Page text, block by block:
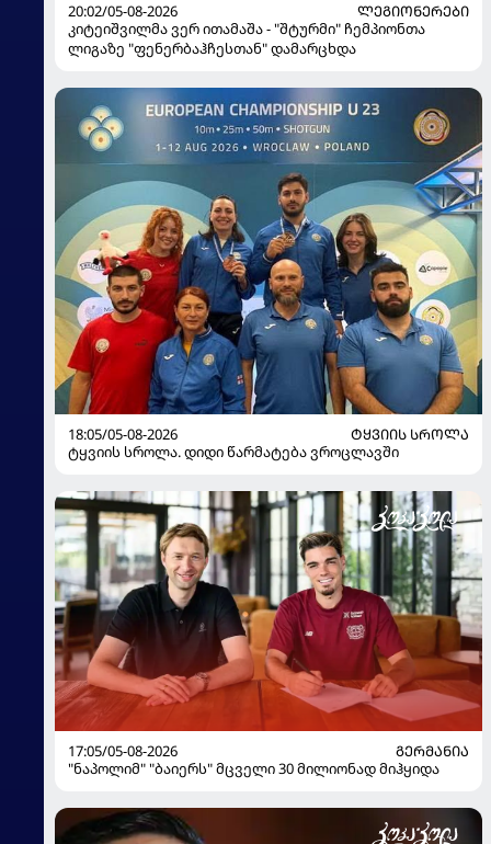
20:02/05-08-2026
ᲚᲔᲒᲘᲝᲜᲔᲠᲔᲑᲘ
კიტეიშვილმა ვერ ითამაშა - "შტურმი" ჩემპიონთა
ლიგაზე "ფენერბაჰჩესთან" დამარცხდა
18:05/05-08-2026
ᲢᲧᲕᲘᲘᲡ ᲡᲠᲝᲚᲐ
ტყვიის სროლა. დიდი წარმატება ვროცლავში
17:05/05-08-2026
ᲒᲔᲠᲛᲐᲜᲘᲐ
"ნაპოლიმ" "ბაიერს" მცველი 30 მილიონად მიჰყიდა